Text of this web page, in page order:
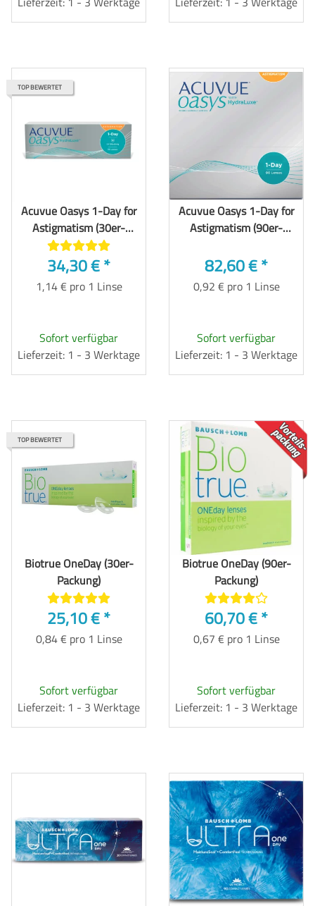
TOP BEWERTET
Acuvue Oasys 1-Day for
Astigmatism (30er-
Packung)
34,30 €*
1,14 € pro 1 Linse
Sofort verfügbar
Lieferzeit: 1 - 3 Werktage
Acuvue Oasys 1-Day for
Astigmatism (90er-
82,60 €*
0,92 € pro 1 Linse
Sofort verfügbar
Lieferzeit: 1 - 3 Werktage
TOP BEWERTET
Biotrue OneDay (30er-
Packung)
25,10 €*
0,84 € pro 1 Linse
Sofort verfügbar
Lieferzeit: 1 - 3 Werktage
TOP
Biotrue OneDay (90er-
Packung)
60,70 €*
0,67 € pro 1 Linse
Sofort verfügbar
Lieferzeit: 1 - 3 Werktage